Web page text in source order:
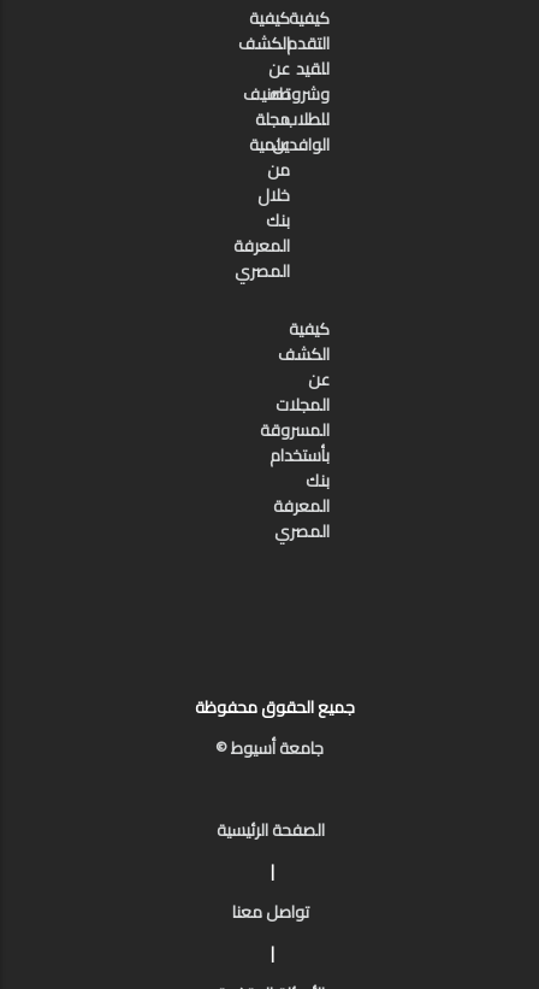
كيفية
التقدم
للقيد
وشروطه
للطلاب
الوافدين
كيفية
الكشف
عن
تصنيف
مجلة
علمية
من
خلال
بنك
المعرفة
المصري
كيفية
الكشف
عن
المجلات
المسروقة
بأستخدام
بنك
المعرفة
المصري
جميع الحقوق محفوظة
جامعة أسيوط ©
الصفحة الرئيسية
|
تواصل معنا
|